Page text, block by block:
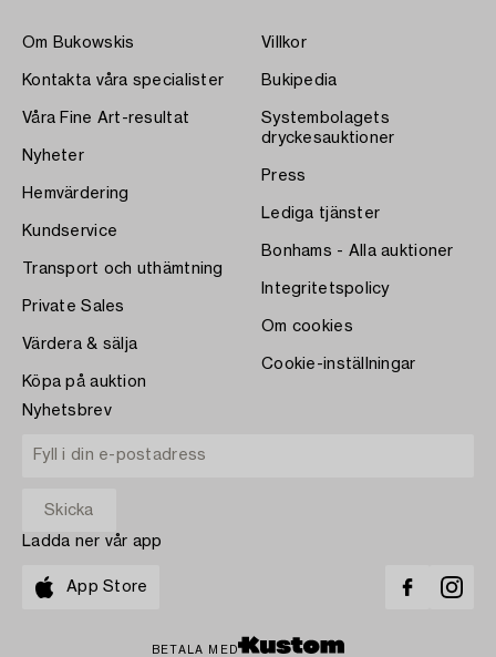
Om Bukowskis
Kontakta våra specialister
Våra Fine Art-resultat
Nyheter
Hemvärdering
Kundservice
Transport och uthämtning
Private Sales
Värdera & sälja
Köpa på auktion
Villkor
Bukipedia
Systembolagets
dryckesauktioner
Press
Lediga tjänster
Bonhams - Alla auktioner
Integritetspolicy
Om cookies
Cookie-inställningar
Nyhetsbrev
Ladda ner vår app
App Store
BETALA MED